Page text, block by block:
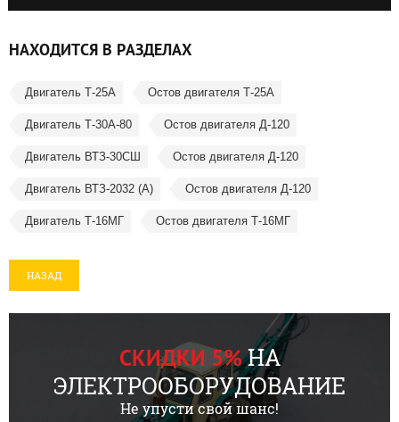
НАХОДИТСЯ В РАЗДЕЛАХ
Двигатель Т-25А Остов двигателя Т-25А
Двигатель Т-30А-80 Остов двигателя Д-120
Двигатель ВТЗ-30СШ Остов двигателя Д-120
Двигатель ВТЗ-2032 (А) Остов двигателя Д-120
Двигатель Т-16МГ Остов двигателя Т-16МГ
НАЗАД
СКИДКИ 5%НА
ЭЛЕКТРООБОРУДОВАНИЕ
Не упусти свой шанс!